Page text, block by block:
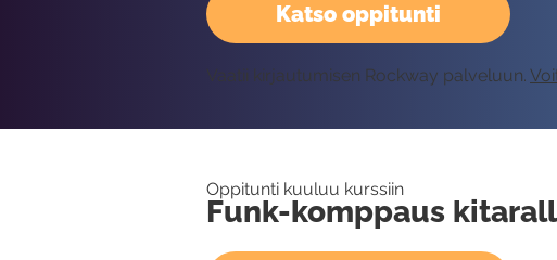
Katso oppitunti
Vaatii kirjautumisen Rockway palveluun.
Oppitunti kuuluu kurssiin
Funk-komppaus